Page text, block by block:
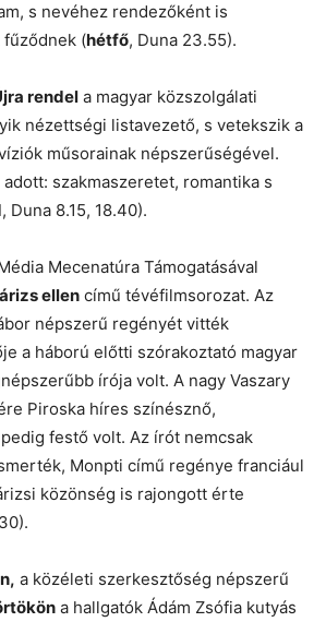
s nevéhez rendezőként is
fűződnek (hétfő, Duna 23.55).
rendel a magyar közszolgálati
nézettségi listavezető, s vetekszik a
műsorainak népszerűségével.
szakmaszeretet, romantika s
, Duna 8.15, 18.40).
Mecenatúra Támogatásával
ellen című tévéfilmsorozat. Az
népszerű regényét vitték
a háború előtti szórakoztató magyar
írója volt. A nagy Vaszary
Piroska híres színésznő,
festő volt. Az írót nemcsak
Monpti című regénye franciául
közönség is rajongott érte
a közéleti szerkesztőség népszerű
a hallgatók Ádám Zsófia kutyás